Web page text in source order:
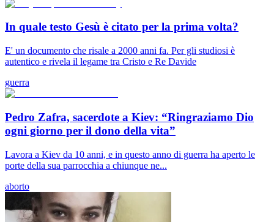
In quale testo Gesù è citato per la prima volta?
E' un documento che risale a 2000 anni fa. Per gli studiosi è
autentico e rivela il legame tra Cristo e Re Davide
guerra
Pedro Zafra, sacerdote a Kiev: “Ringraziamo Dio
ogni giorno per il dono della vita”
Lavora a Kiev da 10 anni, e in questo anno di guerra ha aperto le
porte della sua parrocchia a chiunque ne...
aborto